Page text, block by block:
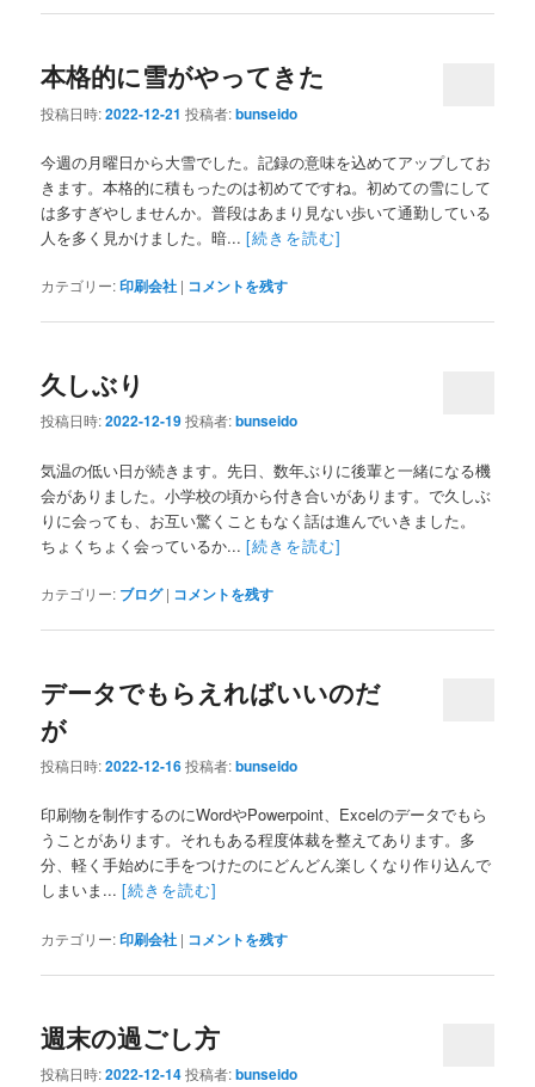
本格的に雪がやってきた
投稿日時:2022-12-21 投稿者:bunseido
今週の月曜日から大雪でした。記録の意味を込めてアップしてお
きます。本格的に積もったのは初めてですね。初めての雪にして
は多すぎやしませんか。普段はあまり見ない歩いて通勤している
人を多く見かけました。暗...[続きを読む]
カテゴリー:印刷会社 | コメントを残す
久しぶり
投稿日時:2022-12-19投稿者:bunseido
気温の低い日が続きます。先日、数年ぶりに後輩と一緒になる機
会がありました。小学校の頃から付き合いがあります。で久しぶ
りに会っても、お互い驚くこともなく話は進んでいきました。
ちょくちょく会っているか...[続きを読む]
カテゴリー: ブログ | コメントを残す
データでもらえればいいのだ
が
投稿日時:2022-12-16投稿者:bunseido
印刷物を制作するのにWordやPowerpoint、Excelのデータでもら
うことがあります。それもある程度体裁を整えてあります。多
分、軽く手始めに手をつけたのにどんどん楽しくなり作り込んで
しまいま...[続きを読む]
カテゴリー:印刷会社 | コメントを残す
週末の過ごし方
投稿日時:2022-12-14投稿者:bunseido